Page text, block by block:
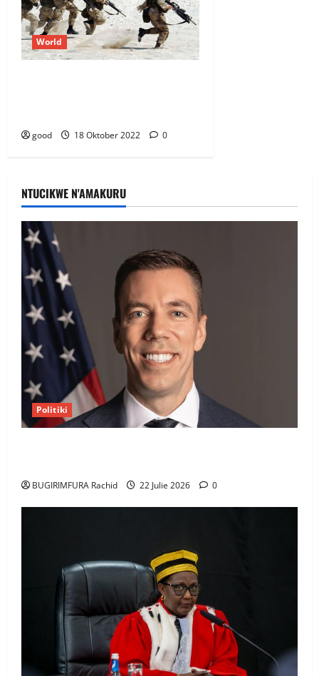
World
good 18 Oktober 2022 0
NTUCIKWE N'AMAKURU
Politiki
BUGIRIMFURA Rachid 22 Julie 2026 0